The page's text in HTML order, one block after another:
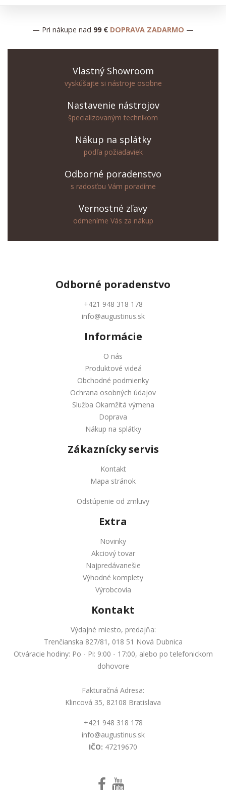
— Pri nákupe nad 99 € DOPRAVA ZADARMO —
Vlastný Showroom
vyskúšajte si nástroje osobne
Nastavenie nástrojov
špecializovaným technikom
Nákup na splátky
podľa požiadaviek
Odborné poradenstvo
s radosťou Vám poradíme
Vernostné zľavy
odmeníme Vás za nákup
Odborné poradenstvo
+421 948 318 178
info@augustinus.sk
Informácie
O nás
Produktové videá
Obchodné podmienky
Ochrana osobných údajov
Služba Okamžitá výmena
Doprava
Nákup na splátky
Zákaznícky servis
Kontakt
Mapa stránok
Odstúpenie od zmluvy
Extra
Novinky
Akciový tovar
Najpredávanešie
Výhodné komplety
Výrobcovia
Kontakt
Výdajné miesto, predajňa:
Trenčianska 827/81, 018 51 Nová Dubnica
Otváracie hodiny: Po - Pi: 9:00 - 17:00, alebo po telefonickom
dohovore
Fakturačná Adresa:
Klincová 35, 82108 Bratislava
+421 948 318 178
info@augustinus.sk
IČO: 47219670